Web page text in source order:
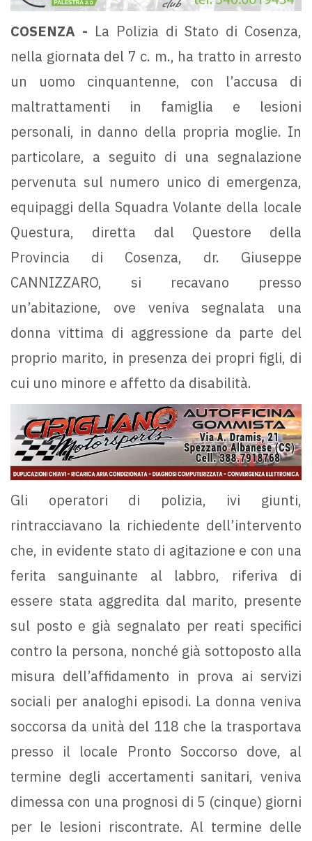
COSENZA - La Polizia di Stato di Cosenza,
nella giornata del 7 c. m., ha tratto in arresto
un uomo cinquantenne, con l’accusa di
maltrattamenti in famiglia e lesioni
personali, in danno della propria moglie. In
particolare, a seguito di una segnalazione
pervenuta sul numero unico di emergenza,
equipaggi della Squadra Volante della locale
Questura, diretta dal Questore della
Provincia di Cosenza, dr. Giuseppe
CANNIZZARO, si recavano presso
un’abitazione, ove veniva segnalata una
donna vittima di aggressione da parte del
proprio marito, in presenza dei propri figli, di
cui uno minore e affetto da disabilità.
Gli operatori di polizia, ivi giunti,
rintracciavano la richiedente dell’intervento
che, in evidente stato di agitazione e con una
ferita sanguinante al labbro, riferiva di
essere stata aggredita dal marito, presente
sul posto e già segnalato per reati specifici
contro la persona, nonché già sottoposto alla
misura dell’affidamento in prova ai servizi
sociali per analoghi episodi. La donna veniva
soccorsa da unità del 118 che la trasportava
presso il locale Pronto Soccorso dove, al
termine degli accertamenti sanitari, veniva
dimessa con una prognosi di 5 (cinque) giorni
per le lesioni riscontrate. Al termine delle